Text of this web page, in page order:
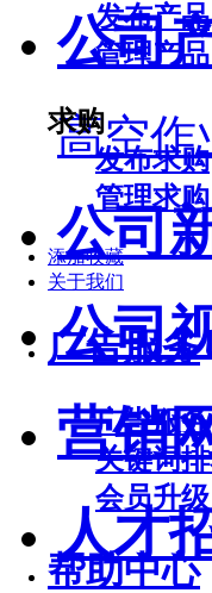
发布产品
管理产品
求购
发布求购
管理求购
添加收藏
关于我们
广告服务
广告服务
关键词
会员升级
帮助中心
公司
高空作
公司
公司
营销
人才